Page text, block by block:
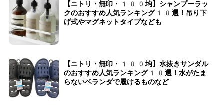
【ニトリ・無印・100均】シャンプーラッ
クのおすすめ人気ランキング10選！吊り下
げ式やマグネットタイプなども
【ニトリ・無印・100均】水抜きサンダル
のおすすめ人気ランキング10選！水がたま
らないベランダで履けるものなど